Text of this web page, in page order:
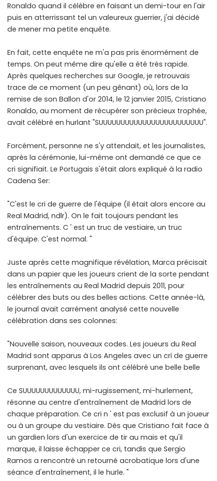
Ronaldo quand il célèbre en faisant un demi-tour en l'air
puis en atterrissant tel un valeureux guerrier, j'ai décidé
de mener ma petite enquête.
En fait, cette enquête ne m'a pas pris énormément de
temps. On peut même dire qu'elle a été très rapide.
Après quelques recherches sur Google, je retrouvais
trace de ce moment (un peu gênant) où, lors de la
remise de son Ballon d'or 2014, le 12 janvier 2015, Cristiano
Ronaldo, au moment de récupérer son précieux trophée,
avait célébré en hurlant "SUUUUUUUUUUUUUUUUUUUUUUUU".
Forcément, personne ne s'y attendait, et les journalistes,
après la cérémonie, lui-même ont demandé ce que ce
cri signifiait. Le Portugais s'était alors expliqué à la radio
Cadena Ser:
"C'est le cri de guerre de l'équipe (il était alors encore au
Real Madrid, ndlr). On le fait toujours pendant les
entraînements. C ' est un truc de vestiaire, un truc
d'équipe. C'est normal. "
Juste après cette magnifique révélation, Marca précisait
dans un papier que les joueurs crient de la sorte pendant
les entraînements au Real Madrid depuis 2011, pour
célébrer des buts ou des belles actions. Cette année-là,
le journal avait carrément analysé cette nouvelle
célébration dans ses colonnes:
"Nouvelle saison, nouveaux codes. Les joueurs du Real
Madrid sont apparus à Los Angeles avec un cri de guerre
surprenant, avec lesquels ils ont célébré une belle belle
Ce SUUUUUUUUUUUUU, mi-rugissement, mi-hurlement,
résonne au centre d'entraînement de Madrid lors de
chaque préparation. Ce cri n ' est pas exclusif à un joueur
ou à un groupe du vestiaire. Dès que Cristiano fait face à
un gardien lors d'un exercice de tir au mais et qu'il
marque, il laisse échapper ce cri, tandis que Sergio
Ramos a rencontré un retourné acrobatique lors d'une
séance d'entraînement, il le hurle. "